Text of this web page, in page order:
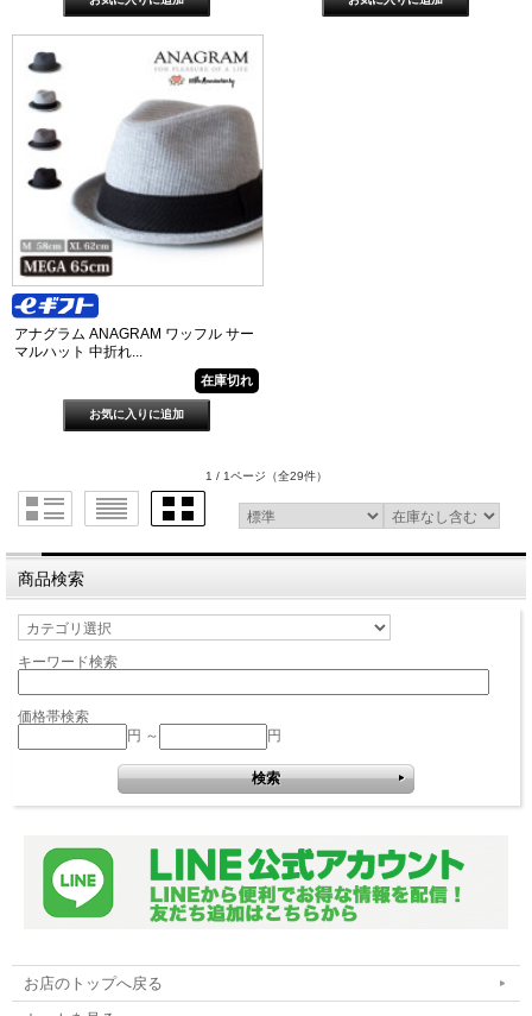
アナグラム ANAGRAM ワッフル サー
マルハット 中折れ...
在庫切れ
1 / 1ページ （全29件）
商品検索
キーワード検索
価格帯検索
円 ～
円
お店のトップへ戻る